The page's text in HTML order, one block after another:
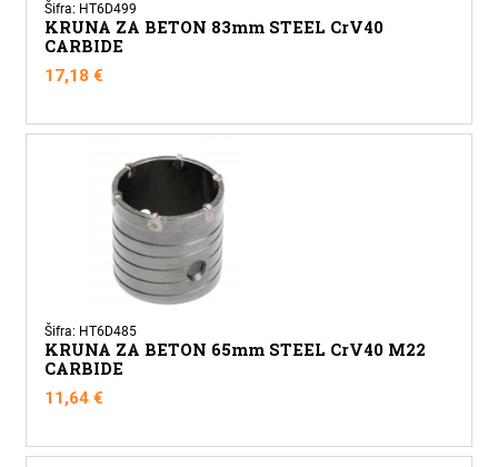
Šifra: HT6D499
KRUNA ZA BETON 83mm STEEL CrV40
CARBIDE
17,18€
Šifra: HT6D485
KRUNA ZA BETON 65mm STEEL CrV40 M22
CARBIDE
11,64€